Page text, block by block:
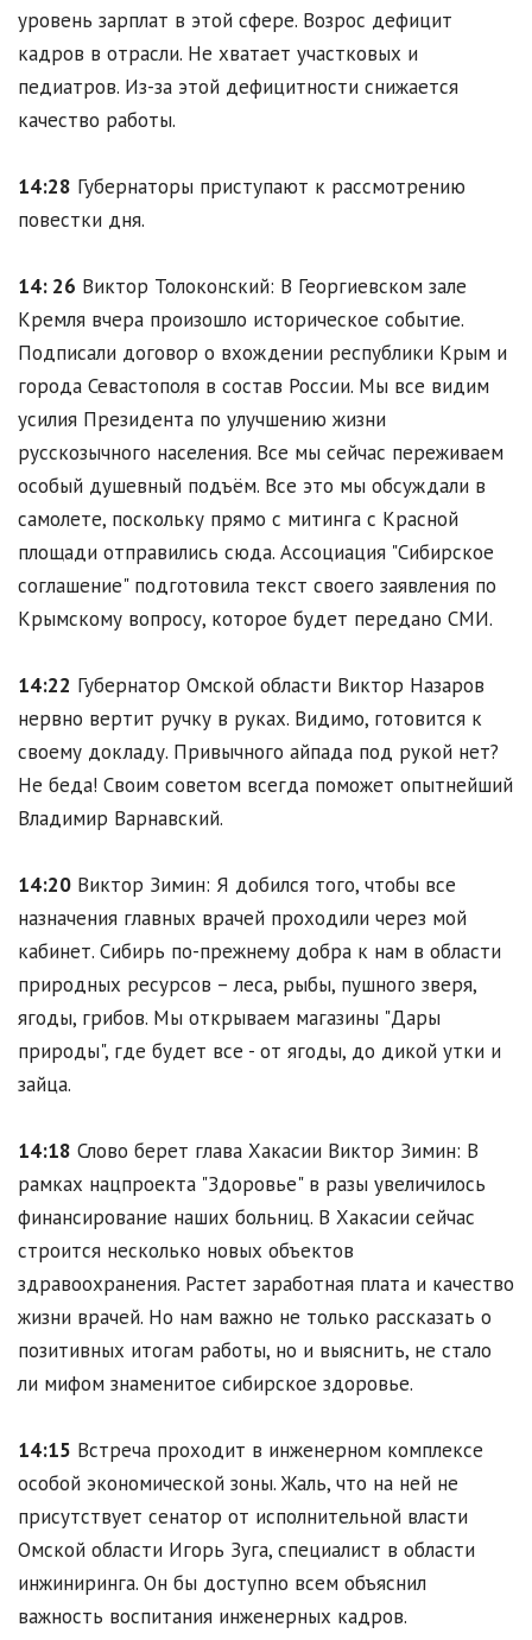
уровень зарплат в этой сфере. Возрос дефицит
кадров в отрасли. Не хватает участковых и
педиатров. Из-за этой дефицитности снижается
качество работы.
14:28 Губернаторы приступают к рассмотрению
повестки дня.
14: 26 Виктор Толоконский: В Георгиевском зале
Кремля вчера произошло историческое событие.
Подписали договор о вхождении республики Крым и
города Севастополя в состав России. Мы все видим
усилия Президента по улучшению жизни
русскозычного населения. Все мы сейчас переживаем
особый душевный подъём. Все это мы обсуждали в
самолете, поскольку прямо с митинга с Красной
площади отправились сюда. Ассоциация "Сибирское
соглашение" подготовила текст своего заявления по
Крымскому вопросу, которое будет передано СМИ.
14:22 Губернатор Омской области Виктор Назаров
нервно вертит ручку в руках. Видимо, готовится к
своему докладу. Привычного айпада под рукой нет?
Не беда! Своим советом всегда поможет опытнейший
Владимир Варнавский.
14:20 Виктор Зимин: Я добился того, чтобы все
назначения главных врачей проходили через мой
кабинет. Сибирь по-прежнему добра к нам в области
природных ресурсов – леса, рыбы, пушного зверя,
ягоды, грибов. Мы открываем магазины "Дары
природы", где будет все - от ягоды, до дикой утки и
зайца.
14:18 Слово берет глава Хакасии Виктор Зимин: В
рамках нацпроекта "Здоровье" в разы увеличилось
финансирование наших больниц. В Хакасии сейчас
строится несколько новых объектов
здравоохранения. Растет заработная плата и качество
жизни врачей. Но нам важно не только рассказать о
позитивных итогам работы, но и выяснить, не стало
ли мифом знаменитое сибирское здоровье.
14:15 Встреча проходит в инженерном комплексе
особой экономической зоны. Жаль, что на ней не
присутствует сенатор от исполнительной власти
Омской области Игорь Зуга, специалист в области
инжиниринга. Он бы доступно всем объяснил
важность воспитания инженерных кадров.